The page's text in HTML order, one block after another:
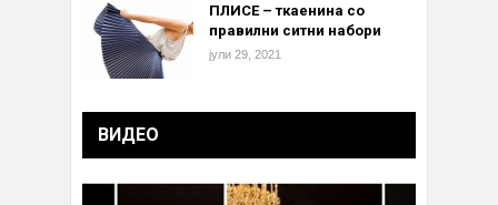
ПЛИСЕ – ткаенина со
правилни ситни набори
јули 29, 2021
ВИДЕО